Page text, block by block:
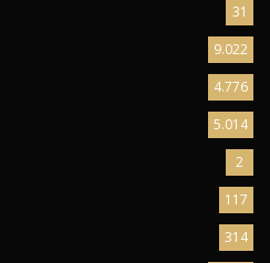
31
9.022
4.776
5.014
2
117
314